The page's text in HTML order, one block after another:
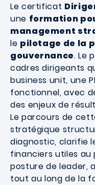
Le certificat
une formation
management
le pilotage de la
gouvernance. Le
cadres dirigeants
business unit, une
fonctionnel, avec
des enjeux de
Le parcours de
stratégique
diagnostic, clarifie
financiers utiles
posture de leader,
tout au long de la